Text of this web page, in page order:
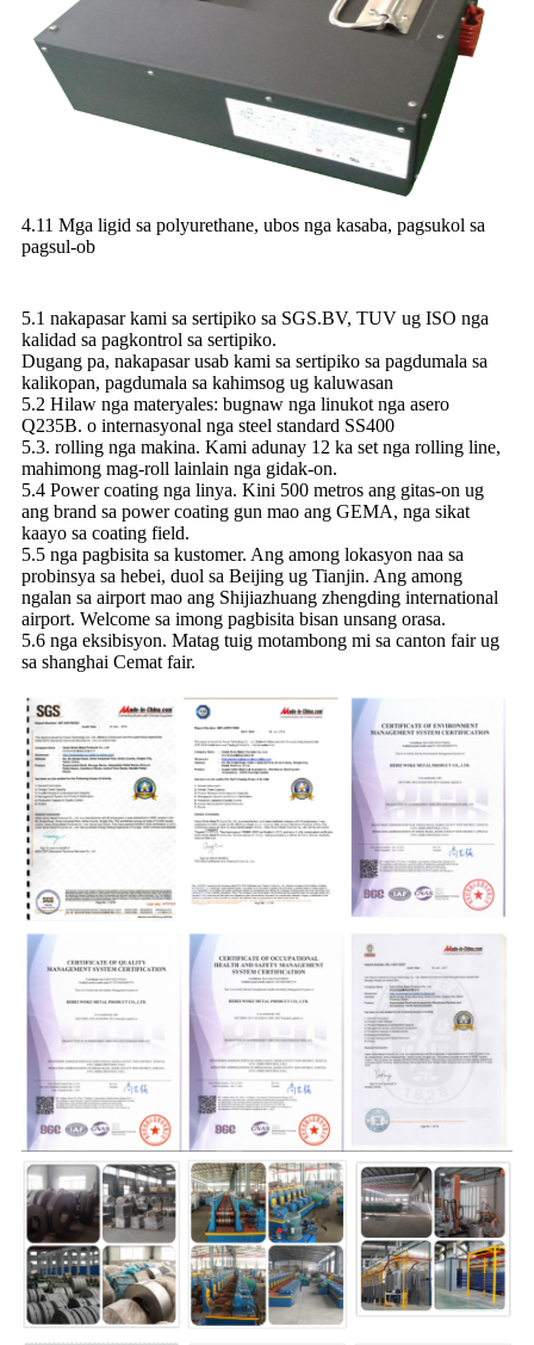
4.11 Mga ligid sa polyurethane, ubos nga kasaba, pagsukol sa
pagsul-ob
5.1 nakapasar kami sa sertipiko sa SGS.BV, TUV ug ISO nga
kalidad sa pagkontrol sa sertipiko.
Dugang pa, nakapasar usab kami sa sertipiko sa pagdumala sa
kalikopan, pagdumala sa kahimsog ug kaluwasan
5.2 Hilaw nga materyales: bugnaw nga linukot nga asero
Q235B. o internasyonal nga steel standard SS400
5.3. rolling nga makina. Kami adunay 12 ka set nga rolling line,
mahimong mag-roll lainlain nga gidak-on.
5.4 Power coating nga linya. Kini 500 metros ang gitas-on ug
ang brand sa power coating gun mao ang GEMA, nga sikat
kaayo sa coating field.
5.5 nga pagbisita sa kustomer. Ang among lokasyon naa sa
probinsya sa hebei, duol sa Beijing ug Tianjin. Ang among
ngalan sa airport mao ang Shijiazhuang zhengding international
airport. Welcome sa imong pagbisita bisan unsang orasa.
5.6 nga eksibisyon. Matag tuig motambong mi sa canton fair ug
sa shanghai Cemat fair.